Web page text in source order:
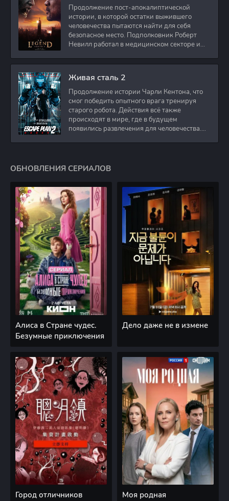
Продолжение пост-апокалиптической
истории, в которой остатки выжившего
человечества пытаются найти для себя
безопасное место. Подполковник Роберт
Невилл работал в медицинском секторе и
Живая сталь 2
Продолжение истории Чарли Кентона, что
смог победить опытного врага тренируя
старого робота. Действия всё также
происходят в мире, где в будущем
появились развлечения для человечества.
ОБНОВЛЕНИЯ СЕРИАЛОВ
Алиса в Стране чудес.
Безумные приключения
Дело даже не в измене
Город отличников Моя родная